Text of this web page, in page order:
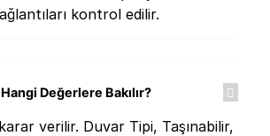
kontrol edilir.
Değerlere Bakılır?
verilir. Duvar Tipi, Taşınabilir,